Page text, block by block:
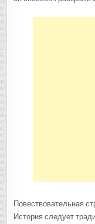
Повествовательная
История следует